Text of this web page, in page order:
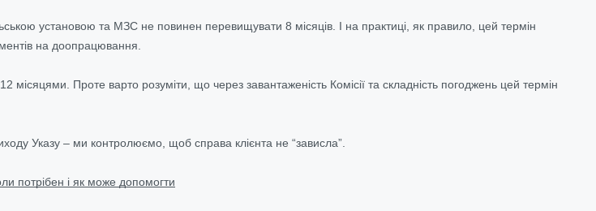
установою та МЗС не повинен перевищувати 8 місяців. І на практиці, як правило, цей термін
на доопрацювання.
Проте варто розуміти, що через завантаженість Комісії та складність погоджень цей термін
Указу – ми контролюємо, щоб справа клієнта не “зависла”.
потрібен і як може допомогти